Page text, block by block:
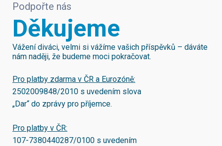
Podpořte nás
Děkujeme
Vážení diváci, velmi si vážíme vašich příspěvků – dáváte
nám naději, že budeme moci pokračovat.
Pro platby zdarma v ČR a Eurozóně:
2502009848/2010 s uvedením slova
„Dar“ do zprávy pro příjemce.
Pro platby v ČR:
107-7380440287/0100 s uvedením